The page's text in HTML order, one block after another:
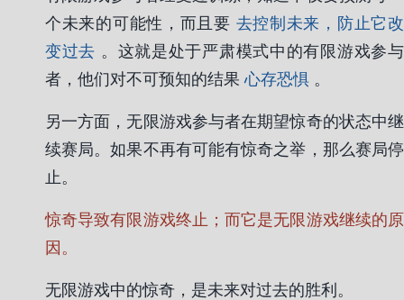
个未来的可能性，而且要 去控制未来，防止它改
变过去 。这就是处于严肃模式中的有限游戏参与
者，他们对不可预知的结果心存恐惧 。
另一方面，无限游戏参与者在期望惊奇的状态中继
续赛局。如果不再有可能有惊奇之举，那么赛局停
止。
惊奇导致有限游戏终止；而它是无限游戏继续的原
因。
无限游戏中的惊奇，是未来对过去的胜利。